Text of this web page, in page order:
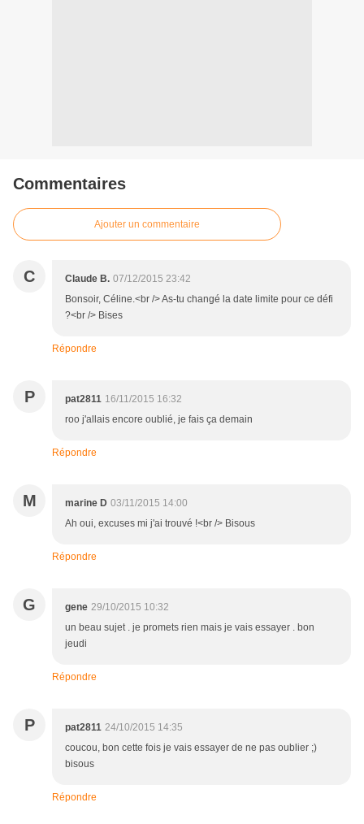
Commentaires
Ajouter un commentaire
C Claude B. 07/12/2015 23:42
Bonsoir, Céline.<br /> As-tu changé la date limite pour ce défi
?<br /> Bises
Répondre
P pat2811 16/11/2015 16:32
roo j'allais encore oublié, je fais ça demain
Répondre
M marine D 03/11/2015 14:00
Ah oui, excuses mi j'ai trouvé !<br /> Bisous
Répondre
G gene 29/10/2015 10:32
un beau sujet . je promets rien mais je vais essayer . bon
jeudi
Répondre
P pat2811 24/10/2015 14:35
coucou, bon cette fois je vais essayer de ne pas oublier ;)
bisous
Répondre